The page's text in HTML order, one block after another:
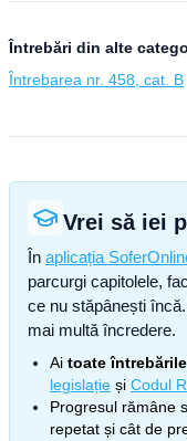
Întrebări din alte
Întrebarea nr. 458, cat. B
Vrei să iei
În aplicația
parcurgi capitolele,
ce nu stăpânești
mai multă încredere.
Ai toate
legislație și Codul
Progresul rămâne
repetat și cât de